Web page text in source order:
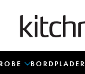
BORDPLADER